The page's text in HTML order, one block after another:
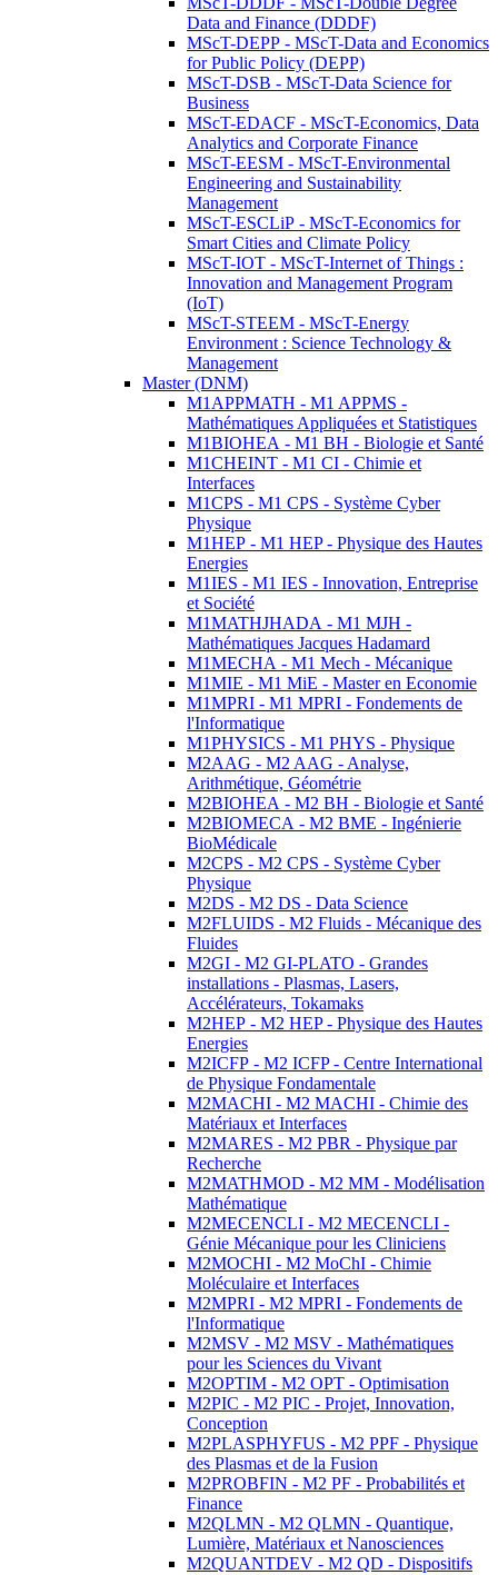
Data and Finance (DDDF)
MScT-DEPP - MScT-Data and Economics
for Public Policy (DEPP)
MScT-DSB - MScT-Data Science for
Business
MScT-EDACF - MScT-Economics, Data
Analytics and Corporate Finance
MScT-EESM - MScT-Environmental
Engineering and Sustainability
Management
MScT-ESCLiP - MScT-Economics for
Smart Cities and Climate Policy
MScT-IOT - MScT-Internet of Things :
Innovation and Management Program
(IoT)
MScT-STEEM - MScT-Energy
Environment : Science Technology &
Management
Master (DNM)
M1APPMATH - M1 APPMS -
Mathématiques Appliquées et Statistiques
M1BIOHEA - M1 BH - Biologie et Santé
M1CHEINT - M1 CI - Chimie et
Interfaces
M1CPS - M1 CPS - Système Cyber
Physique
M1HEP - M1 HEP - Physique des Hautes
Energies
M1IES - M1 IES - Innovation, Entreprise
et Société
M1MATHJHADA - M1 MJH -
Mathématiques Jacques Hadamard
M1MECHA - M1 Mech - Mécanique
M1MIE - M1 MiE - Master en Economie
M1MPRI - M1 MPRI - Fondements de
l'Informatique
M1PHYSICS - M1 PHYS - Physique
M2AAG - M2 AAG - Analyse,
Arithmétique, Géométrie
M2BIOHEA - M2 BH - Biologie et Santé
M2BIOMECA - M2 BME - Ingénierie
BioMédicale
M2CPS - M2 CPS - Système Cyber
Physique
M2DS - M2 DS - Data Science
M2FLUIDS - M2 Fluids - Mécanique des
Fluides
M2GI - M2 GI-PLATO - Grandes
installations - Plasmas, Lasers,
Accélérateurs, Tokamaks
M2HEP - M2 HEP - Physique des Hautes
Energies
M2ICFP - M2 ICFP - Centre International
de Physique Fondamentale
M2MACHI - M2 MACHI - Chimie des
Matériaux et Interfaces
M2MARES - M2 PBR - Physique par
Recherche
M2MATHMOD - M2 MM - Modélisation
Mathématique
M2MECENCLI - M2 MECENCLI -
Génie Mécanique pour les Cliniciens
M2MOCHI - M2 MoChI - Chimie
Moléculaire et Interfaces
M2MPRI - M2 MPRI - Fondements de
l'Informatique
M2MSV - M2 MSV - Mathématiques
pour les Sciences du Vivant
M2OPTIM - M2 OPT - Optimisation
M2PIC - M2 PIC - Projet, Innovation,
Conception
M2PLASPHYFUS - M2 PPF - Physique
des Plasmas et de la Fusion
M2PROBFIN - M2 PF - Probabilités et
Finance
M2QLMN - M2 QLMN - Quantique,
Lumière, Matériaux et Nanosciences
M2QUANTDEV - M2 QD - Dispositifs